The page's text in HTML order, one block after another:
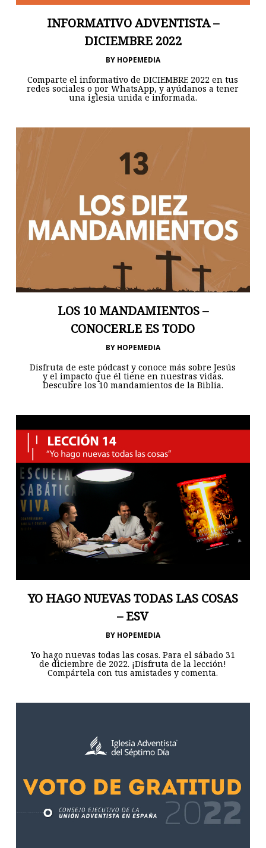
INFORMATIVO ADVENTISTA –
DICIEMBRE 2022
BY HOPEMEDIA
Comparte el informativo de DICIEMBRE 2022 en tus
redes sociales o por WhatsApp, y ayúdanos a tener
una iglesia unida e informada.
LOS 10 MANDAMIENTOS –
CONOCERLE ES TODO
BY HOPEMEDIA
Disfruta de este pódcast y conoce más sobre Jesús
y el impacto que él tiene en nuestras vidas.
Descubre los 10 mandamientos de la Biblia.
YO HAGO NUEVAS TODAS LAS COSAS
– ESV
BY HOPEMEDIA
Yo hago nuevas todas las cosas. Para el sábado 31
de diciembre de 2022. ¡Disfruta de la lección!
Compártela con tus amistades y comenta.